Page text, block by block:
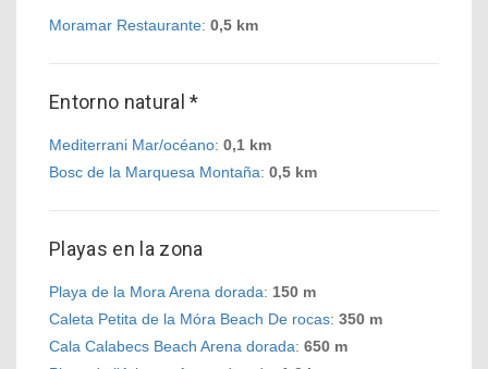
Moramar Restaurante: 0,5 km
Entorno natural *
Mediterrani Mar/océano: 0,1 km
Bosc de la Marquesa Montaña: 0,5 km
Playas en la zona
Playa de la Mora Arena dorada: 150 m
Caleta Petita de la Móra Beach De rocas: 350 m
Cala Calabecs Beach Arena dorada: 650 m